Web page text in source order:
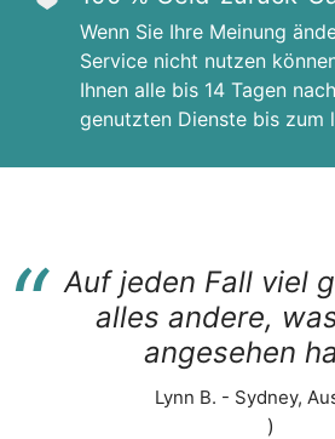
“ Auf jeden Fall viel
alles andere,
angesehen
Lynn B. - Sydney,
)
Wenn Sie Ihre Meinung
Service nicht nutzen
Ihnen alle bis 14 Tagen
genutzten Dienste bis zum